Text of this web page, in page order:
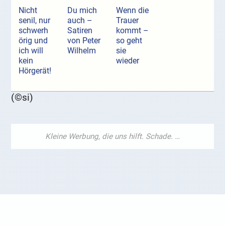
Nicht
senil, nur
schwerh
örig und
ich will
kein
Hörgerät!
Du mich
auch –
Satiren
von Peter
Wilhelm
Wenn die
Trauer
kommt –
so geht
sie
wieder
(©si)